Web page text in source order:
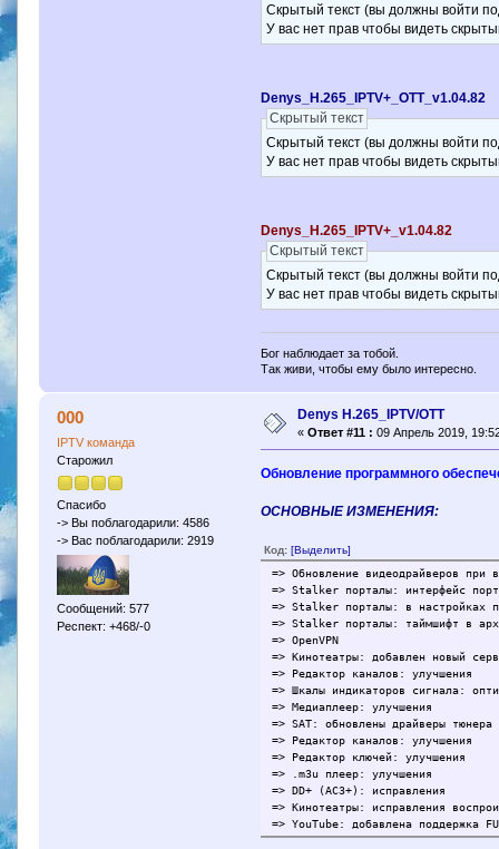
Скрытый текст (вы должны войти
У вас нет прав чтобы видеть
Denys_H.265_IPTV+_OTT_v1.04.82
Скрытый текст
Скрытый текст (вы должны войти
У вас нет прав чтобы видеть
Denys_H.265_IPTV+_v1.04.82
Скрытый текст
Скрытый текст (вы должны войти
У вас нет прав чтобы видеть
Бог наблюдает за тобой.
Так живи, чтобы ему было интересно.
000
IPTV команда
Старожил
Спасибо
-> Вы поблагодарили: 4586
-> Вас поблагодарили: 2919
Сообщений: 577
Респект: +468/-0
Denys H.265_IPTV/OTT
« Ответ #11 : 09 Апрель 2019,
Обновление программного
ОСНОВНЫЕ ИЗМЕНЕНИЯ:
Код:[Выделить]
=> Обновление видеодрайверов при
=> Stalker порталы: интерфейс
=> Stalker порталы: в настройках
=> Stalker порталы: таймшифт в
=> OpenVPN
=> Кинотеатры: добавлен новый
=> Редактор каналов: улучшения
=> Шкалы индикаторов сигнала:
=> Медиаплеер: улучшения
=> SAT: обновлены драйверы тюнера
=> Редактор каналов: улучшения
=> Редактор ключей: улучшения
=> .m3u плеер: улучшения
=> DD+ (AC3+): исправления
=> Кинотеатры: исправления
=> YouTube: добавлена поддержка
=> YouTube: исправление ошибки